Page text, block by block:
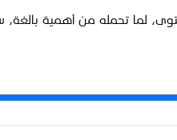
لما تحمله من أهمية